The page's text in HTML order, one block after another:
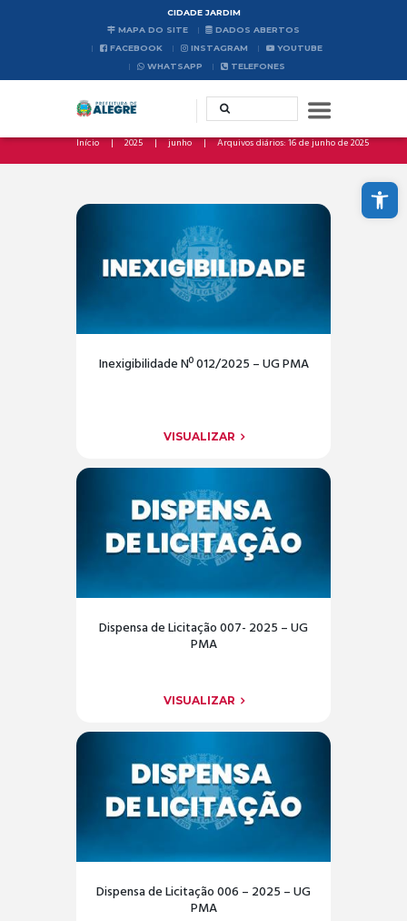
Abrir a barra de ferramentas
CIDADE JARDIM
MAPA DO SITE
DADOS ABERTOS
FACEBOOK
INSTAGRAM
YOUTUBE
WHATSAPP
TELEFONES
Início 2025 junho Arquivos diários: 16 de junho de 2025
Inexigibilidade Nº 012/2025 – UG PMA
VISUALIZAR
Dispensa de Licitação 007- 2025 – UG
PMA
VISUALIZAR
Dispensa de Licitação 006 – 2025 – UG
PMA